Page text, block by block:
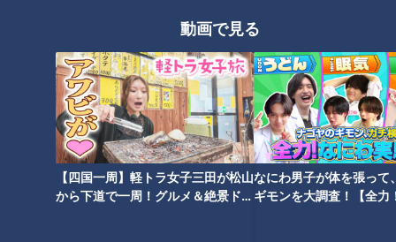
動画で見る
【四国一周】軽トラ女子三田が松山
から下道で一周！グルメ＆絶景ドラ
なにわ男子が体を張って
ギモンを大調査！【全力
なのは普段から脈をチェックする事。全く症状がない場合で
も、脈を測る事で心臓の異変にいち早く気づく事ができるそう
～誰でもできる！正しい脈の測り方～
▼脈を測る場所は手首の骨と筋の間
▼手首のシワに近い位置に指を3本置き、脈を感じる程度に軽
く押さえる